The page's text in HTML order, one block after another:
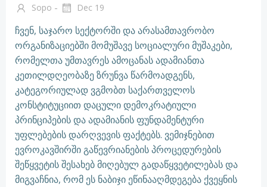
Sopo - Dec 19
ჩვენ, საჯარო სექტორში და არასამთავრობო
ორგანიზაციებში მომუშავე სოციალური მუშაკები,
რომელთა უმთავრეს ამოცანას ადამიანთა
კეთილდღეობაზე ზრუნვა წარმოადგენს,
კატეგორიულად ვგმობთ საქართველოს
კონსტიტუციით დაცული დემოკრატიული
პრინციპების და ადამიანის ფუნდამენტური
უფლებების დარღვევის ფაქტებს. ვემიჯნებით
ევროკავშირში გაწევრიანების პროცედურების
შეწყვეტის შესახებ მიღებულ გადაწყვეტილებას და
მიგვაჩნია, რომ ეს ნაბიჯი ეწინააღმდეგება ქვეყნის